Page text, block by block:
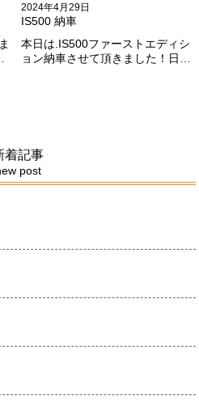
2024年4月29日
IS500 納車
本日は.IS500ファーストエディシ
ョン納車させて頂きました！日本
絡ください！
着記事
post